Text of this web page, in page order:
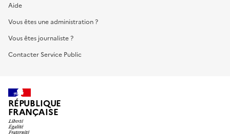
Aide
Vous êtes une administration ?
Vous êtes journaliste ?
Contacter Service Public
RÉPUBLIQUE
FRANÇAISE